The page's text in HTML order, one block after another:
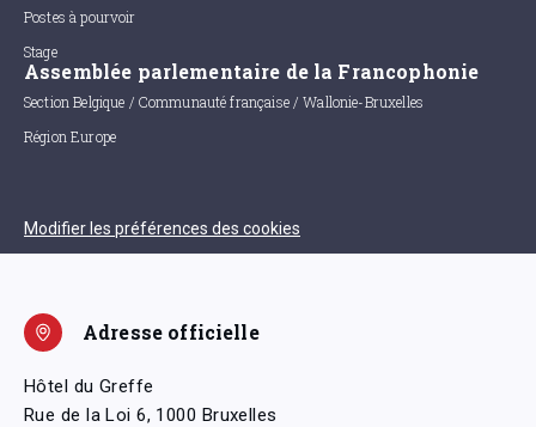
Postes à pourvoir
Stage
Assemblée parlementaire de la Francophonie
Section Belgique / Communauté française / Wallonie-Bruxelles
Région Europe
Modifier les préférences des cookies
Adresse officielle
Hôtel du Greffe
Rue de la Loi 6, 1000 Bruxelles